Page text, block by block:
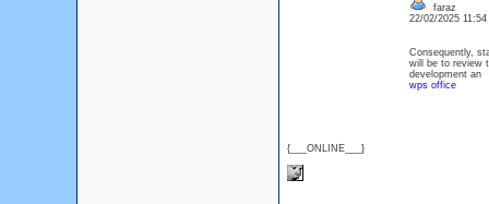
{___ONLINE___}
faraz
22/02/2025
Consequently,
will be to review
development an
wps office